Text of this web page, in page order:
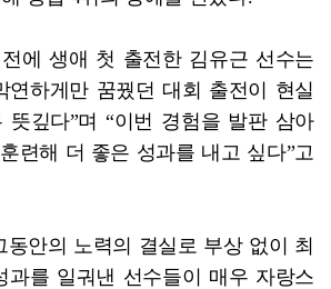
에 생애 첫 출전한 김유근 선수는
연하게만 꿈꿨던 대회 출전이 현실
뜻깊다”며 “이번 경험을 발판 삼아
련해 더 좋은 성과를 내고 싶다”고
동안의 노력의 결실로 부상 없이 최
과를 일궈낸 선수들이 매우 자랑스